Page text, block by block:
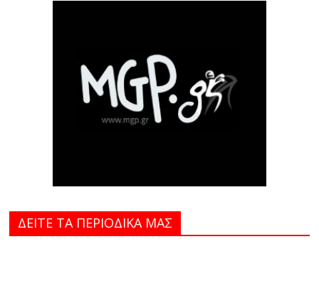
ΔΕΙΤΕ ΤΑ ΠΕΡΙΟΔΙΚΑ MAΣ